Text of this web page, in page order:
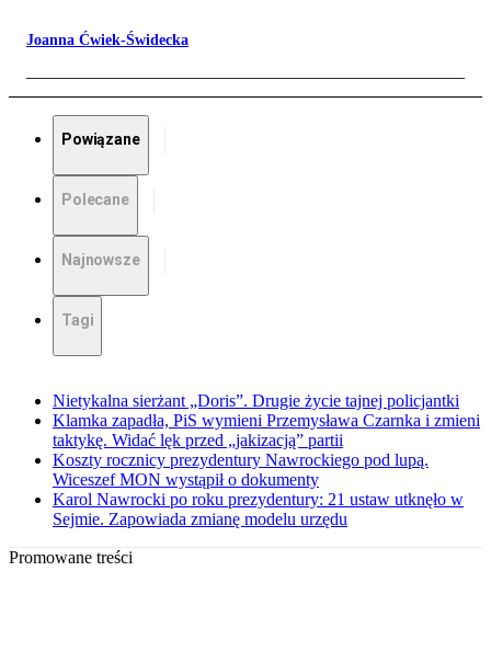
Joanna Ćwiek-Świdecka
Powiązane
Polecane
Najnowsze
Tagi
Nietykalna sierżant „Doris”. Drugie życie tajnej policjantki
Klamka zapadła, PiS wymieni Przemysława Czarnka i zmieni
taktykę. Widać lęk przed „jakizacją” partii
Koszty rocznicy prezydentury Nawrockiego pod lupą.
Wiceszef MON wystąpił o dokumenty
Karol Nawrocki po roku prezydentury: 21 ustaw utknęło w
Sejmie. Zapowiada zmianę modelu urzędu
Promowane treści